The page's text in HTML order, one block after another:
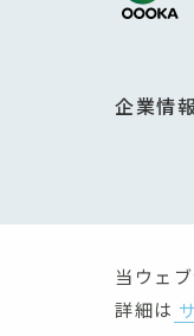
企業情
当ウェ
詳細は